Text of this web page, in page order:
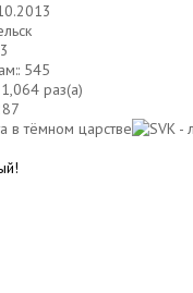
545
раз(а)